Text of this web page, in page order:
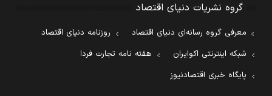
گروه نشریات دنیای اقتصاد
معرفی گروه رسانه‌ای دنیای اقتصاد
روزنامه دنیای اقتصاد
شبکه اینترنتی اکوایران
هفته نامه تجارت فردا
پایگاه خبری اقتصادنیوز